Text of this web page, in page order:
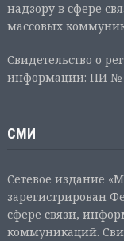
надзору в сфере
массовых
Свидетельство о
информации: ПИ №
СМИ
Сетевое издание
зарегистрирован
сфере связи,
коммуникаций.